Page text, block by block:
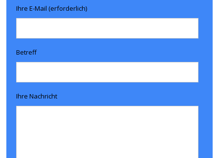
Ihre E-Mail (erforderlich)
Betreff
Ihre Nachricht